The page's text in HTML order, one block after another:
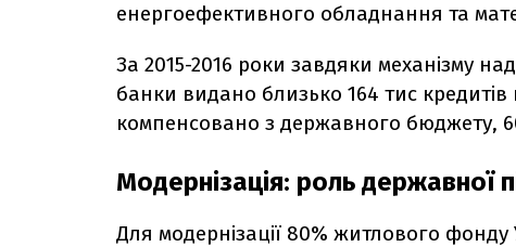
енергоефективного обладнання та
За 2015-2016 роки завдяки механізму
банки видано близько 164 тис
компенсовано з державного бюджету,
Модернізація: роль державної
Для модернізації 80% житлового